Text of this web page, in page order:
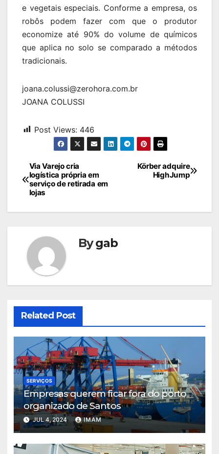
e vegetais especiais. Conforme a empresa, os
robôs podem fazer com que o produtor
economize até 90% do volume de químicos
que aplica no solo se comparado a métodos
tradicionais.
joana.colussi@zerohora.com.br
JOANA COLUSSI
Post Views: 446
Navegação
de
Post
Körber adquire
HighJump
Via Varejo cria
logística própria em
serviço de retirada em
lojas
Bygab
Related Post
SERVIÇOS
Empresas querem ficar fora do porto
organizado de Santos
JUL 4, 2024 IMAM